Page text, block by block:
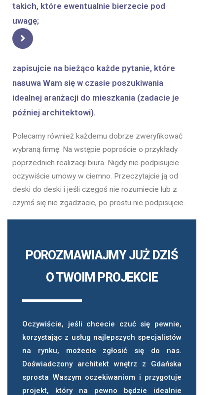
takich, które ewentualnie bierzecie pod
uwagę;
zapisujcie na bieżąco każde pytanie, które
nasuwa Wam się w czasie poszukiwania
idealnej aranżacji do mieszkania (zadacie je
później architektowi).
Polecamy również każdemu dobrze zweryfikować
wybraną firmę. Na wstępie poproście o przykłady
poprzednich realizacji biura. Nigdy nie podpisujcie
oczywiście umowy w ciemno. Przeczytajcie ją od
deski do deski i jeśli czegoś nie rozumiecie lub z
czymś się nie zgadzacie, po prostu nie podpisujcie.
POROZMAWIAJMY JUŻ DZIŚ
O TWOIM PROJEKCIE
Oczywiście, jeśli chcecie czuć się pewnie,
korzystając z usług najlepszych specjalistów
na rynku, możecie zgłosić się do nas.
Doświadczony architekt wnętrz z Gdańska
sprosta Waszym oczekiwaniom i przygotuje
projekt, który na pewno będzie idealnie